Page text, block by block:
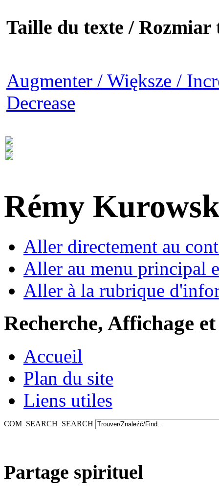
Taille du texte / Rozmiar
Augmenter / Większe /
Decrease
Rémy
Aller directement au
Aller au menu principal
Aller à la rubrique
Recherche, Affichage
Accueil
Plan du site
Liens utiles
COM_SEARCH_SEARCH
Partage spirituel